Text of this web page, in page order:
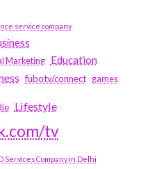
service company
Marketing Education
fubotv/connect games
Lifestyle
tv
Services Company in Delhi